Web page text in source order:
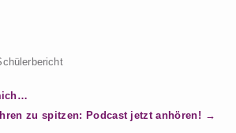
zu spitzen: Podcast jetzt anhören!